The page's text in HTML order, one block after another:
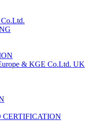
& KGE Co.Ltd. UK
CERTIFICATION